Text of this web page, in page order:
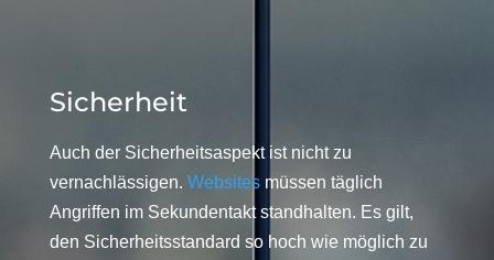
Sicherheit
Auch der Sicherheitsaspekt ist nicht zu
vernachlässigen. Websitesmüssen täglich
Angriffen im Sekundentakt standhalten. Es gilt,
den Sicherheitsstandard so hoch wie möglich zu